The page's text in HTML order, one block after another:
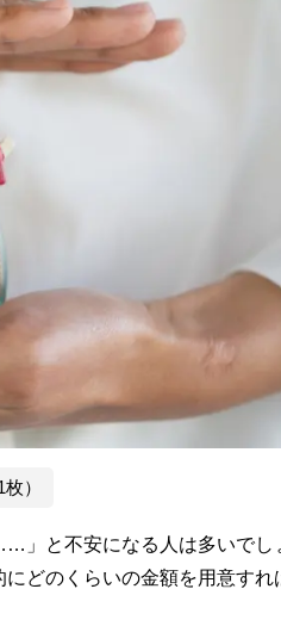
）
」と不安になる人は多いでし
どのくらいの金額を用意すれ